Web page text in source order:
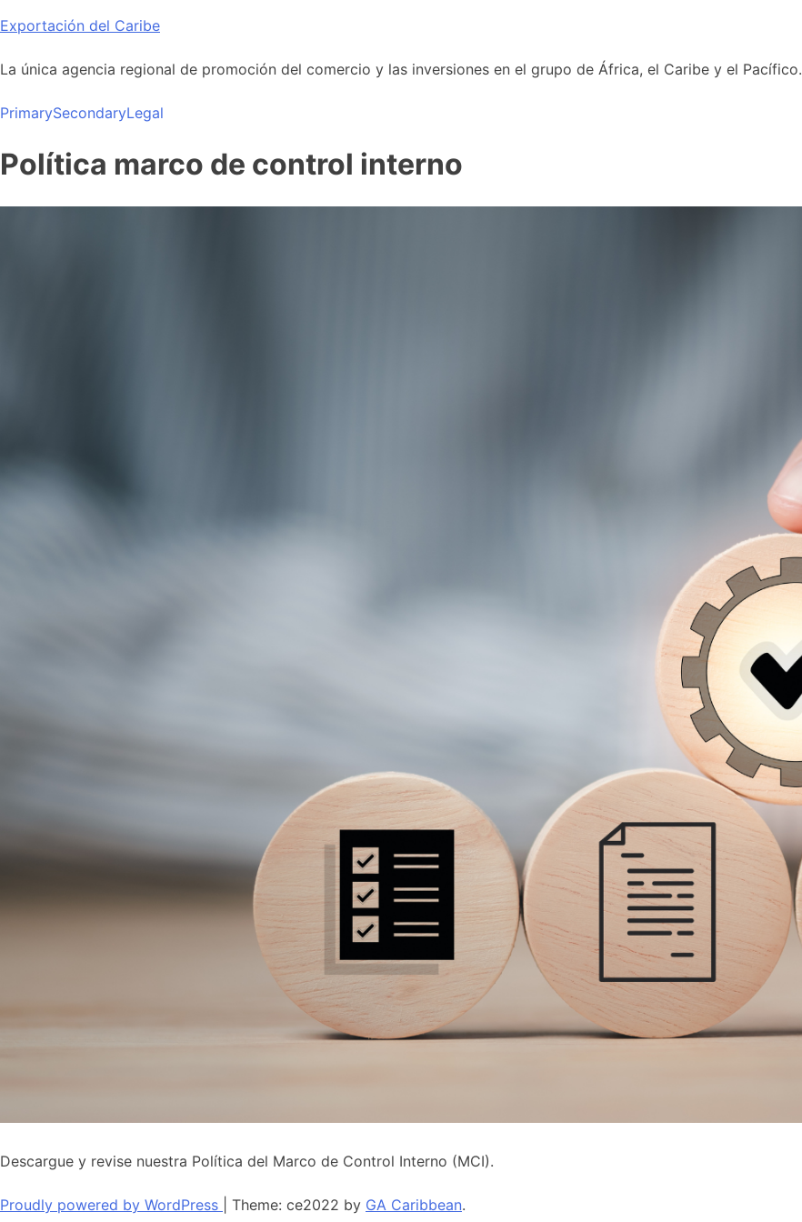
Skip
content
Exportación del Caribe
La única agencia regional de promoción del comercio y las inversiones en el grupo de África, el Caribe y el Pacífico.
PrimarySecondaryLegal
Política marco de control interno
Descargue y revise nuestra Política del Marco de Control Interno (MCI).
Proudly powered by WordPress Theme: ce2022 by GA Caribbean.